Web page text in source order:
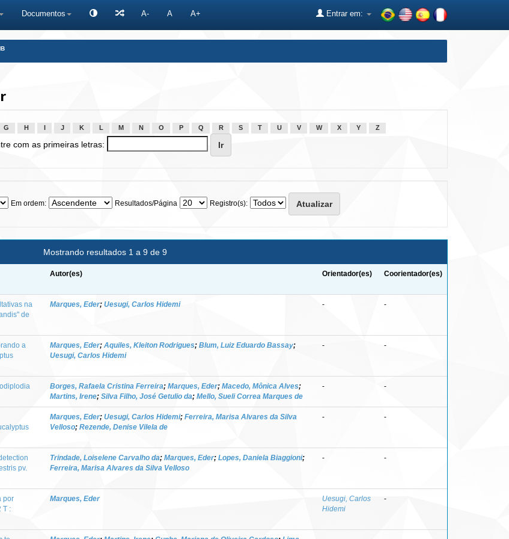
Documentos A- A A+ Entrar em:
G H J K L M N O P Q R S T U V W X Y Z
com as primeiras letras:
Em ordem: Resultados/Página Registro(s):
Mostrando resultados 1 a 9 de 9
Autor(es) Orientador(es) Coorientador(es)
na
de
Marques, Eder; Uesugi, Carlos Hidemi - -
a
Marques, Eder; Aquiles, Kleiton Rodrigues; Blum, Luiz Eduardo Bassay;
Uesugi, Carlos Hidemi
- -
Borges, Rafaela Cristina Ferreira; Marques, Eder; Macedo, Mônica Alves;
Martins, Irene; Silva Filho, José Getulio da; Mello, Sueli Correa Marques de
- -
Marques, Eder; Uesugi, Carlos Hidemi; Ferreira, Marisa Alvares da Silva
Velloso; Rezende, Denise Vilela de
- -
pv.
Trindade, Loiselene Carvalho da; Marques, Eder; Lopes, Daniela Biaggioni;
Ferreira, Marisa Alvares da Silva Velloso
- -
por
T :
Marques, Eder
Uesugi, Carlos
Hidemi
-